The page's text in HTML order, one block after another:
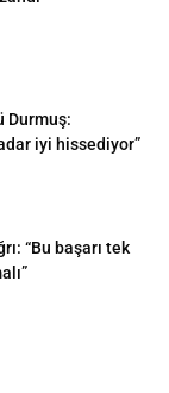
Durmuş:
iyi hissediyor”
“Bu başarı tek